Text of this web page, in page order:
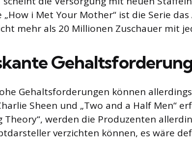
„How i Met Your Mother“ ist die Serie
mehr als 20 Millionen Zuschauer mit
Gehaltsforderungen können
Sheen und „Two and a Half Men“
Theory“, werden die Produzenten
verzichten können, es wäre